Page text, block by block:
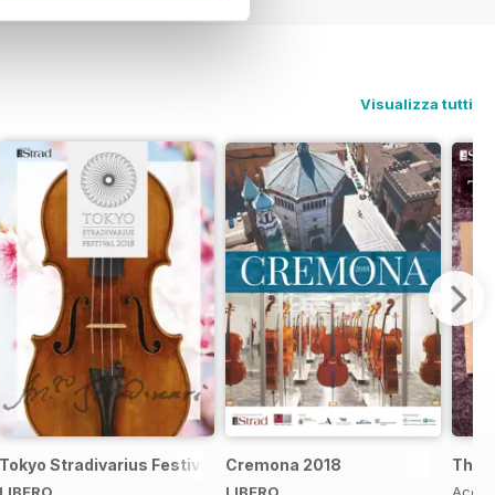
Visualizza tutti
Tokyo Stradivarius Festival 2018Cremona 2018 The